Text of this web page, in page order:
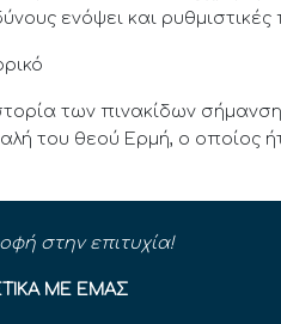
ενόψει και
των πινακίδων
του θεού Ερμή, ο οποίος
στην επιτυχία!
ΜΕ ΕΜΆΣ